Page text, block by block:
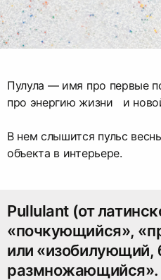
Пулула — имя про первые
про энергию жизни и
В нем слышится пульс
объекта в интерьере.
Pullulant (от
«почкующийся»,
или «изобилующий,
размножающийся».